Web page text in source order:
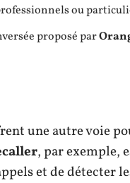
ou
proposé par
une autre voie
, par exemple,
et de détecter